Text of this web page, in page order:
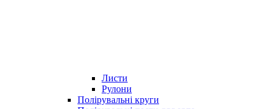
Листи
Рулони
Полірувальні круги